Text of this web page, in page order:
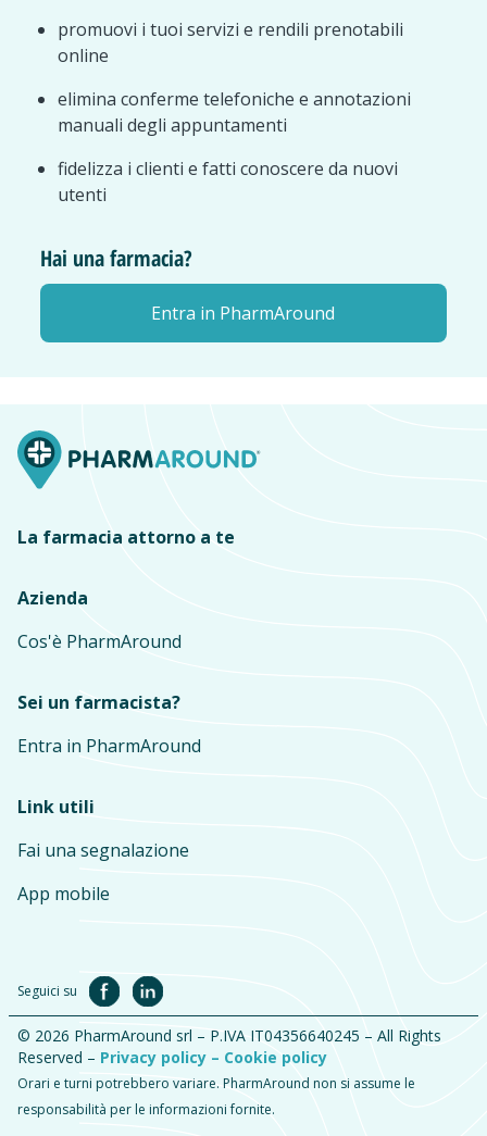
promuovi i tuoi servizi e rendili prenotabili
online
elimina conferme telefoniche e annotazioni
manuali degli appuntamenti
fidelizza i clienti e fatti conoscere da nuovi
utenti
Hai una farmacia?
Entra in PharmAround
La farmacia attorno a te
Azienda
Cos'è PharmAround
Sei un farmacista?
Entra in PharmAround
Link utili
Fai una segnalazione
App mobile
Seguici su
© 2026 PharmAround srl – P.IVA IT04356640245 – All Rights
Reserved – Privacy policy – Cookie policy
Orari e turni potrebbero variare. PharmAround non si assume le
responsabilità per le informazioni fornite.